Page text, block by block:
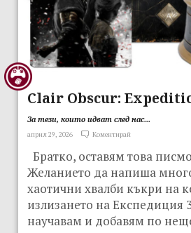
Clair Obscur:
За тези, които идват след нас...
април 29, 2026 Коментирай
Братко, оставям това
Желанието да напиша
хаотични хвалби къкри на
излизането на Експедиция
научавам и добавям по